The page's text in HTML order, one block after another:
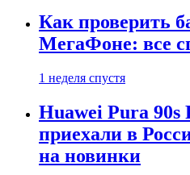
Как проверить
МегаФоне: все
1 неделя спустя
Huawei Pura
приехали в
на новинки